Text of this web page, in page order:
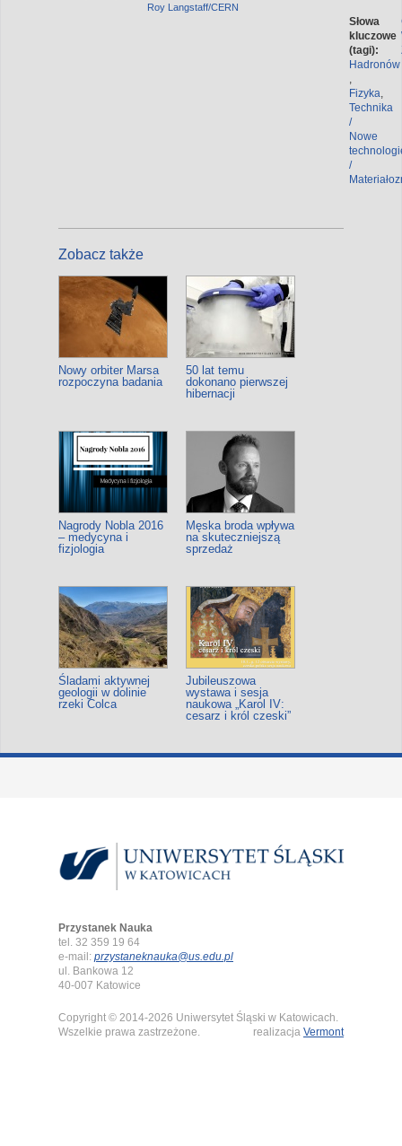
Roy Langstaff/CERN
Słowa
kluczowe
(tagi):
Hadronów
Fizyka
Technika
/
Nowe
/
Zobacz także
Nowy orbiter Marsa
rozpoczyna badania
50 lat temu
dokonano pierwszej
hibernacji
Nagrody Nobla 2016
– medycyna i
fizjologia
Męska broda wpływa
na skuteczniejszą
sprzedaż
Śladami aktywnej
geologii w dolinie
rzeki Colca
Jubileuszowa
wystawa i sesja
naukowa „Karol IV:
cesarz i król czeski”
Przystanek Nauka
tel. 32 359 19 64
e-mail: przystaneknauka@us.edu.pl
ul. Bankowa 12
40-007 Katowice
Copyright © 2014-2026 Uniwersytet Śląski w Katowicach.
Wszelkie prawa zastrzeżone.
realizacja Vermont